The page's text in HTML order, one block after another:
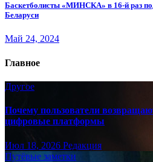
Баскетболисты «МИНСКА» в 16-й раз
Беларуси
Май 24, 2024
Главное
Другое
Почему пользователи
цифровые платформы
Июл 18, 2026 Редакция
Путёвые заметки